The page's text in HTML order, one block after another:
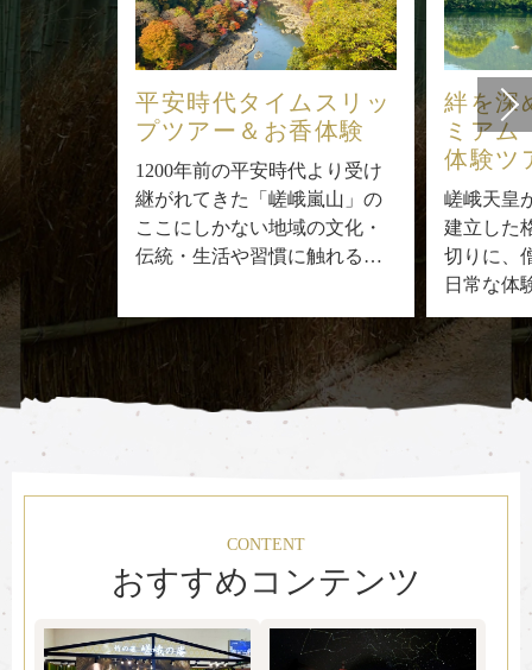
平安時代タイムスリッ
プツアー ＆お香体験
1200年前の平安時代より受け
継がれてきた「嵯峨嵐山」の
ここにしかない地域の文化・
伝統・生活や習慣に触れる
アー」
絆を深
ミアム
体験ツ
嵯峨天皇
建立した
切りに、
日常な体
のご案内
CONTENT
おすすめコンテンツ